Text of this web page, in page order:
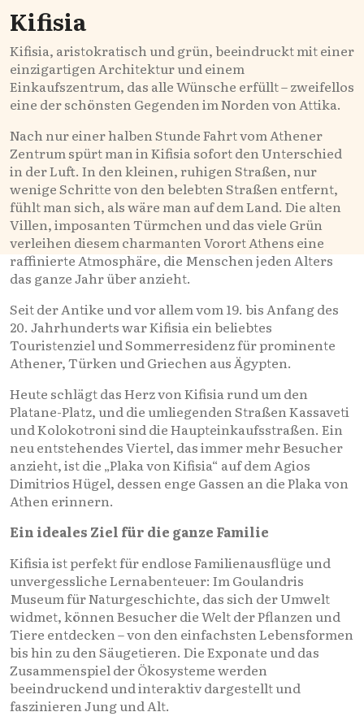
Kifisia
Kifisia, aristokratisch und grün, beeindruckt mit einer
einzigartigen Architektur und einem
Einkaufszentrum, das alle Wünsche erfüllt – zweifellos
eine der schönsten Gegenden im Norden von Attika.
Nach nur einer halben Stunde Fahrt vom Athener
Zentrum spürt man in Kifisia sofort den Unterschied
in der Luft. In den kleinen, ruhigen Straßen, nur
wenige Schritte von den belebten Straßen entfernt,
fühlt man sich, als wäre man auf dem Land. Die alten
Villen, imposanten Türmchen und das viele Grün
verleihen diesem charmanten Vorort Athens eine
raffinierte Atmosphäre, die Menschen jeden Alters
das ganze Jahr über anzieht.
Seit der Antike und vor allem vom 19. bis Anfang des
20. Jahrhunderts war Kifisia ein beliebtes
Touristenziel und Sommerresidenz für prominente
Athener, Türken und Griechen aus Ägypten.
Heute schlägt das Herz von Kifisia rund um den
Platane-Platz, und die umliegenden Straßen Kassaveti
und Kolokotroni sind die Haupteinkaufsstraßen. Ein
neu entstehendes Viertel, das immer mehr Besucher
anzieht, ist die „Plaka von Kifisia“ auf dem Agios
Dimitrios Hügel, dessen enge Gassen an die Plaka von
Athen erinnern.
Ein ideales Ziel für die ganze Familie
Kifisia ist perfekt für endlose Familienausflüge und
unvergessliche Lernabenteuer: Im Goulandris
Museum für Naturgeschichte, das sich der Umwelt
widmet, können Besucher die Welt der Pflanzen und
Tiere entdecken – von den einfachsten Lebensformen
bis hin zu den Säugetieren. Die Exponate und das
Zusammenspiel der Ökosysteme werden
beeindruckend und interaktiv dargestellt und
faszinieren Jung und Alt.